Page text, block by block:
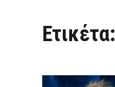
Ετικέτα: